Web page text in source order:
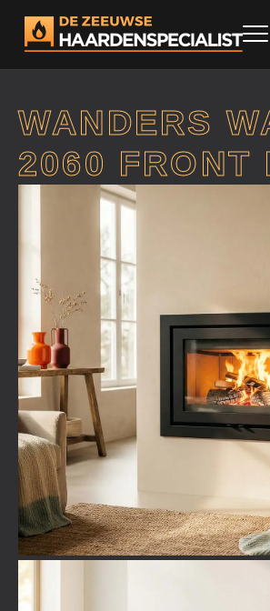
WANDERS
2060 FRONT